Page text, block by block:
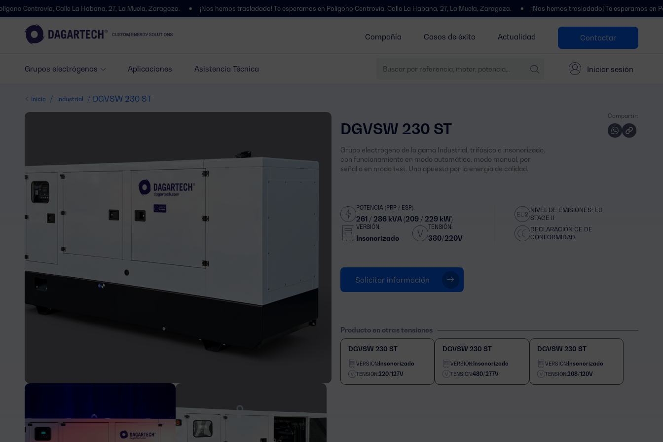
Compañía Casos de éxito Actualidad Contactar
Grupos electrógenos Aplicaciones Asistencia Técnica Iniciar sesión
Calle La Habana, 27, La Muela, Zaragoza. ¡Nos hemos trasladado! Te esperamos en Polígono Centrovía, Calle La Habana, 27, La Muela, Zaragoza. ¡Nos hemos trasladado! Te esperamos en Polígono
Inicio / Industrial / DGVSW 230 ST
Compartir:
DGVSW 230 ST
Grupo electrógeno de la gama Industrial, trifásico e insonorizado,
con funcionamiento en modo automático, modo manual, por
señal o en modo test. Una apuesta por la energía de calidad.
POTENCIA (PRP / ESP):
261 / 286 kVA (209 / 229 kW)
VERSIÓN:
Insonorizado
TENSIÓN:
380/220V
NIVEL DE EMISIONES: EU
STAGE II
DECLARACIÓN CE DE
CONFORMIDAD
Solicitar información
Producto en otras tensiones
DGVSW 230 ST
VERSIÓN:Insonorizado
TENSIÓN:220/127V
DGVSW 230 ST
VERSIÓN:Insonorizado
TENSIÓN:480/277V
DGVSW 230 ST
VERSIÓN:Insonorizado
TENSIÓN:208/120V